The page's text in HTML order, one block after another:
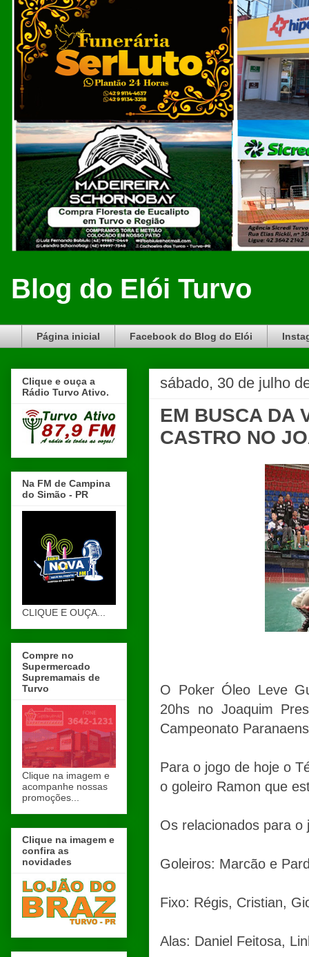
Blog do Elói Turvo
Página inicial Facebook do Blog do Elói
sábado, 30 de julho
EM BUSCA DA
CASTRO NO
O Poker Óleo Leve
20hs no Joaquim
Campeonato
Para o jogo de hoje o
o goleiro Ramon que
Os relacionados para
Goleiros: Marcão e
Fixo: Régis, Cristian,
Alas: Daniel Feitosa,
Clique e ouça a
Rádio Turvo Ativo.
Na FM de Campina
do Simão - PR
CLIQUE E OUÇA...
Compre no
Supermercado
Supremamais de
Turvo
Clique na imagem e
acompanhe nossas
promoções...
Clique na imagem e
confira as
novidades